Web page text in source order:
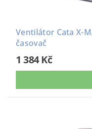
Ventilátor Cata X-
časovač
1 384 Kč